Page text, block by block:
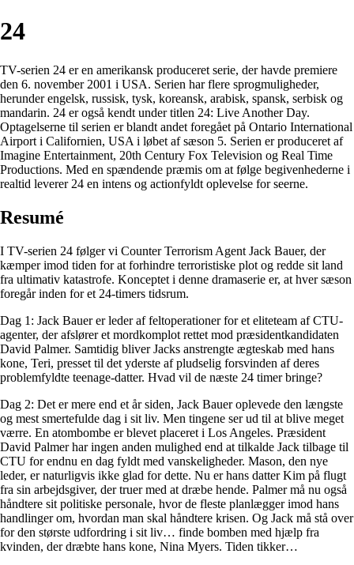
24
TV-serien 24 er en amerikansk produceret serie, der havde premiere
den 6. november 2001 i USA. Serien har flere sprogmuligheder,
herunder engelsk, russisk, tysk, koreansk, arabisk, spansk, serbisk og
mandarin. 24 er også kendt under titlen 24: Live Another Day.
Optagelserne til serien er blandt andet foregået på Ontario International
Airport i Californien, USA i løbet af sæson 5. Serien er produceret af
Imagine Entertainment, 20th Century Fox Television og Real Time
Productions. Med en spændende præmis om at følge begivenhederne i
realtid leverer 24 en intens og actionfyldt oplevelse for seerne.
Resumé
I TV-serien 24 følger vi Counter Terrorism Agent Jack Bauer, der
kæmper imod tiden for at forhindre terroristiske plot og redde sit land
fra ultimativ katastrofe. Konceptet i denne dramaserie er, at hver sæson
foregår inden for et 24-timers tidsrum.
Dag 1: Jack Bauer er leder af feltoperationer for et eliteteam af CTU-
agenter, der afslører et mordkomplot rettet mod præsidentkandidaten
David Palmer. Samtidig bliver Jacks anstrengte ægteskab med hans
kone, Teri, presset til det yderste af pludselig forsvinden af deres
problemfyldte teenage-datter. Hvad vil de næste 24 timer bringe?
Dag 2: Det er mere end et år siden, Jack Bauer oplevede den længste
og mest smertefulde dag i sit liv. Men tingene ser ud til at blive meget
værre. En atombombe er blevet placeret i Los Angeles. Præsident
David Palmer har ingen anden mulighed end at tilkalde Jack tilbage til
CTU for endnu en dag fyldt med vanskeligheder. Mason, den nye
leder, er naturligvis ikke glad for dette. Nu er hans datter Kim på flugt
fra sin arbejdsgiver, der truer med at dræbe hende. Palmer må nu også
håndtere sit politiske personale, hvor de fleste planlægger imod hans
handlinger om, hvordan man skal håndtere krisen. Og Jack må stå over
for den største udfordring i sit liv… finde bomben med hjælp fra
kvinden, der dræbte hans kone, Nina Myers. Tiden tikker…